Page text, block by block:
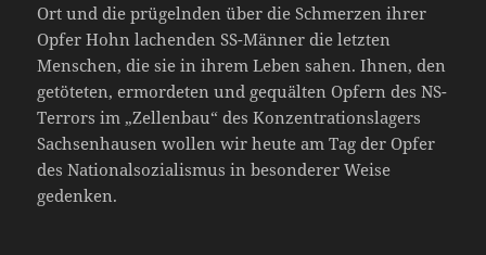
Ort und die prügelnden über die Schmerzen ihrer
Opfer Hohn lachenden SS-Männer die letzten
Menschen, die sie in ihrem Leben sahen. Ihnen, den
getöteten, ermordeten und gequälten Opfern des NS-
Terrors im „Zellenbau“ des Konzentrationslagers
Sachsenhausen wollen wir heute am Tag der Opfer
des Nationalsozialismus in besonderer Weise
gedenken.